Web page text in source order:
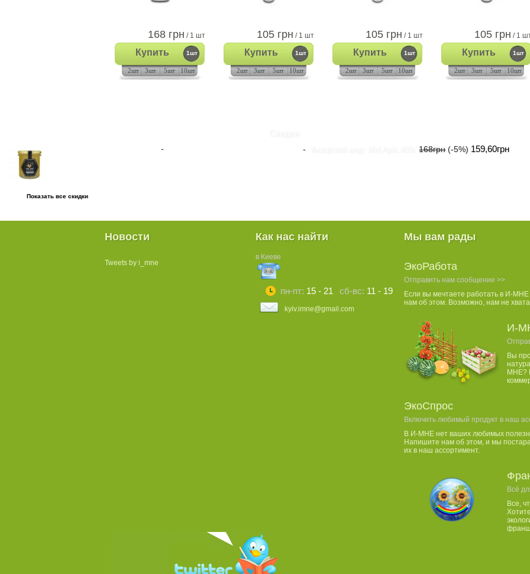
168 грн / 1 шт
Купить 1шт
2шт 3шт 5шт 10шт
105 грн / 1 шт
Купить 1шт
2шт 3шт 5шт 10шт
105 грн / 1 шт
Купить 1шт
2шт 3шт 5шт 10шт
105 грн / 1
Купить 1шт
2шт 3шт 5шт 10шт
168грн (-5%) 159,60грн
Показать все скидки
Новости
Tweets by i_mne
Как нас найти
в Киеве
пн-пт: 15 - 21 сб-вс: 11 - 19
kyiv.imne@gmail.com
Мы вам рады
ЭкоРабота
Отправить нам сообщение >>
Если вы мечтаете работать в И-
нам об этом. Возможно, нам не
И-
Вы
МНЕ?
ЭкоСпрос
Включить любимый продукт в наш
В И-МНЕ нет ваших любимых
Напишите нам об этом, и мы
их в наш ассортимент.
Всё
Все,